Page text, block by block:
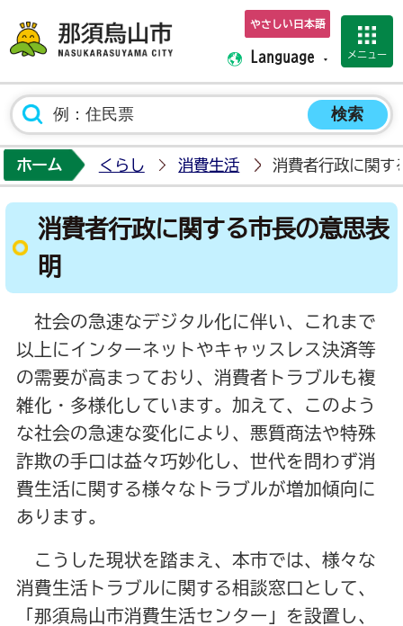
那須烏山市ホーム
やさしい日本語
Language メニュー
ホーム くらし 消費生活 消費者行政に関す
消費者行政に関する市長の意思表
明
社会の急速なデジタル化に伴い、これまで
以上にインターネットやキャッスレス決済等
の需要が高まっており、消費者トラブルも複
雑化・多様化しています。加えて、このよう
な社会の急速な変化により、悪質商法や特殊
詐欺の手口は益々巧妙化し、世代を問わず消
費生活に関する様々なトラブルが増加傾向に
あります。
こうした現状を踏まえ、本市では、様々な
消費生活トラブルに関する相談窓口として、
「那須烏山市消費生活センター」を設置し、